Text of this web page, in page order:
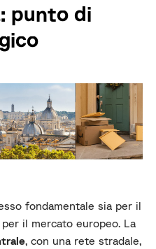
punto di
fondamentale sia per il
il mercato europeo. La
, con una rete stradale,